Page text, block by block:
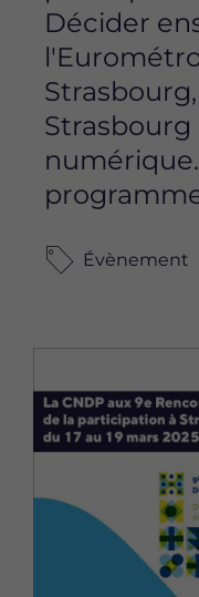
Décider
Strasbourg,
Strasbourg
Évènement